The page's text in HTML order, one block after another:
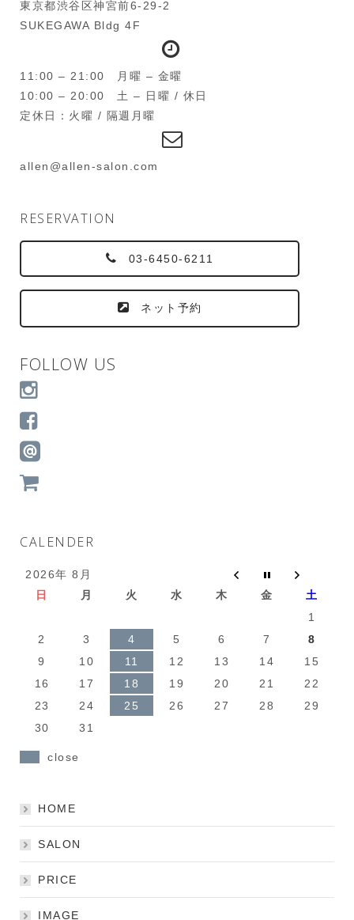
東京都渋谷区神宮前6-29-2
SUKEGAWA Bldg 4F
11:00 – 21:00 月曜 – 金曜
10:00 – 20:00 土 – 日曜 / 休日
定休日：火曜 / 隔週月曜
allen@allen-salon.com
RESERVATION
03-6450-6211
ネット予約
FOLLOW US
CALENDER
2026年 8月
日
月 火 水 木 金
土
1
2
3 4 5 6 7
8
9
10 11 12 13 14
15
16
17 18 19 20 21
22
23
24 25 26 27 28
29
30
31
close
HOME
SALON
PRICE
IMAGE